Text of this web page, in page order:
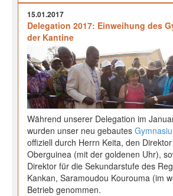
15.01.2017
Delegation 2017: Einweihung des
der Kantine
Während unserer Delegation im
wurden unser neu gebautes
offiziell durch Herrn Keita, den
Oberguinea (mit der goldenen Uhr),
Direktor für die Sekundarstufe des
Kankan, Saramoudou Kourouma (im
Betrieb genommen.